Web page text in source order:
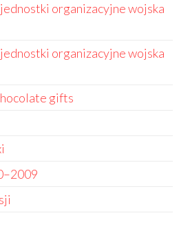
organizacyjne wojska
organizacyjne wojska
gifts